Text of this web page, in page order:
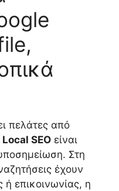
πελάτες από
Local SEO είναι
Στη
έχουν
επικοινωνίας, η